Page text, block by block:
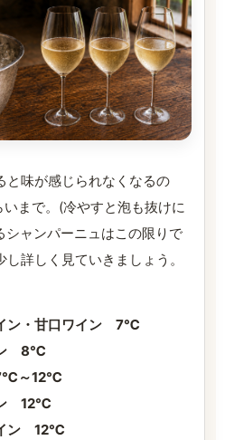
と味が感じられなくなるの
まで。(冷やすと泡も抜けに
シャンパーニュはこの限りで
詳しく見ていきましょう。
ン・甘口ワイン 7℃
ン 8℃
～12℃
ン 12℃
イン 12℃